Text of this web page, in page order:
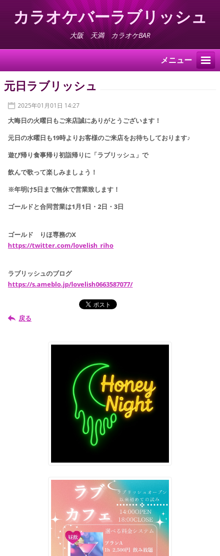
カラオケバーラブリッシュ
大阪 天満 カラオケBAR
メニュー
元日ラブリッシュ
2025年01月01日 14:27
大晦日の火曜日もご来店誠にありがとうございます！
元日の水曜日も19時よりお客様のご来店をお待ちしております♪
遊び帰り食事帰り初詣帰りに「ラブリッシュ」で
飲んで歌って楽しみましょう！
※年明け5日まで無休で営業致します！
ゴールドと合同営業は1月1日・2日・3日
ゴールド りほ専務のX
https://twitter.com/lovelish_riho
ラブリッシュのブログ
https://s.ameblo.jp/lovelish0663587077/
戻る